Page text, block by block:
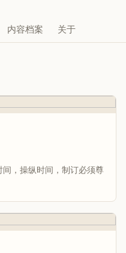
内容档案 关于
，操纵时间，制订必须尊